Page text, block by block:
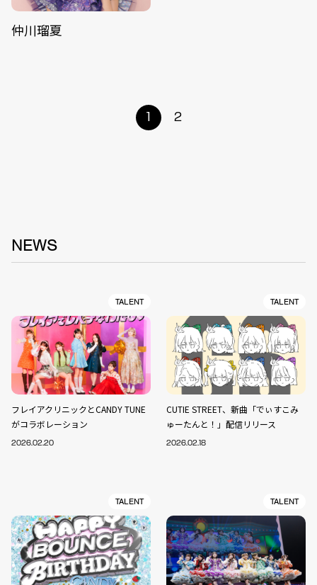
仲川瑠夏
1 2
NEWS
TALENT
フレイアクリニックとCANDY TUNE
がコラボレーション
2026.02.20
TALENT
CUTIE STREET、新曲「でぃすこみ
ゅーたんと！」配信リリース
2026.02.18
TALENT TALENT